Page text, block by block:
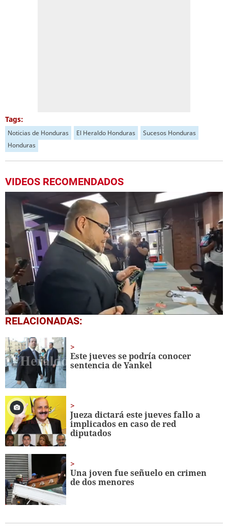
Tags:
Noticias de Honduras El Heraldo Honduras
Sucesos Honduras
Honduras
VIDEOS RECOMENDADOS
0
seconds
1
minute,
10
seconds
RELACIONADAS:
Este jueves se podría conocer
sentencia de Yankel
Jueza dictará este jueves fallo a
implicados en caso de red
diputados
Una joven fue señuelo en crimen
de dos menores